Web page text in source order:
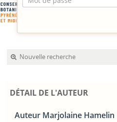
Nouvelle recherche
DÉTAIL DE L'AUTEUR
Auteur Marjolaine Hamelin